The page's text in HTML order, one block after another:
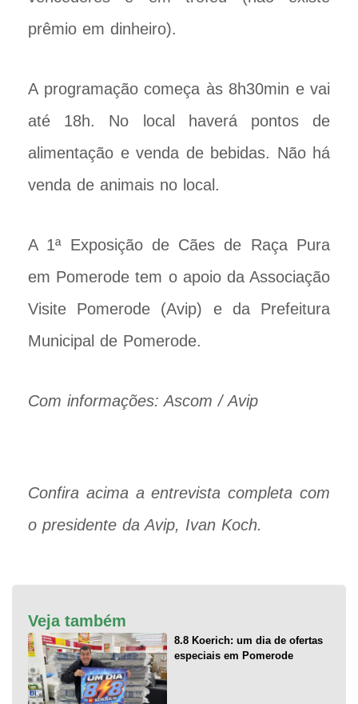
prêmio em dinheiro).
A programação começa às 8h30min e vai
até 18h. No local haverá pontos de
alimentação e venda de bebidas. Não há
venda de animais no local.
A 1ª Exposição de Cães de Raça Pura
em Pomerode tem o apoio da Associação
Visite Pomerode (Avip) e da Prefeitura
Municipal de Pomerode.
Com informações: Ascom / Avip
Confira acima a entrevista completa com
o presidente da Avip, Ivan Koch.
Veja também
8.8 Koerich: um dia de ofertas
especiais em Pomerode